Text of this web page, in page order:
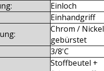
Einloch
Einhandgriff
Chrom / Nickel
gebürstet
3/8'C
Stoffbeutel +